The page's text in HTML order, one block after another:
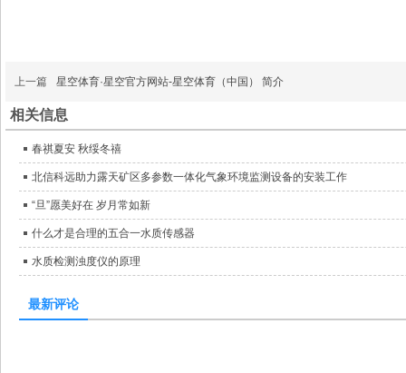
上一篇 星空体育·星空官方网站-星空体育（中国） 简介
相关信息
春祺夏安 秋绥冬禧
北信科远助力露天矿区多参数一体化气象环境监测设备的安装工作
“旦”愿美好在 岁月常如新
什么才是合理的五合一水质传感器
水质检测浊度仪的原理
最新评论